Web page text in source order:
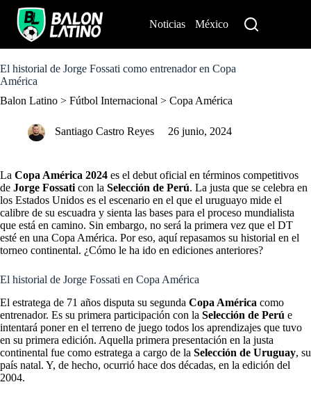
o
c
n
Noticias México
El historial de Jorge Fossati como entrenador en Copa
América
Balon Latino > Fútbol Internacional > Copa América
Santiago Castro Reyes 26 junio, 2024
La Copa América 2024 es el debut oficial en términos competitivos
de Jorge Fossati con la Selección de Perú. La justa que se celebra en
los Estados Unidos es el escenario en el que el uruguayo mide el
calibre de su escuadra y sienta las bases para el proceso mundialista
que está en camino. Sin embargo, no será la primera vez que el DT
esté en una Copa América. Por eso, aquí repasamos su historial en el
torneo continental. ¿Cómo le ha ido en ediciones anteriores?
El historial de Jorge Fossati en Copa América
El estratega de 71 años disputa su segunda Copa América como
entrenador. Es su primera participación con la Selección de Perú e
intentará poner en el terreno de juego todos los aprendizajes que tuvo
en su primera edición. Aquella primera presentación en la justa
continental fue como estratega a cargo de la Selección de Uruguay, su
país natal. Y, de hecho, ocurrió hace dos décadas, en la edición del
2004.